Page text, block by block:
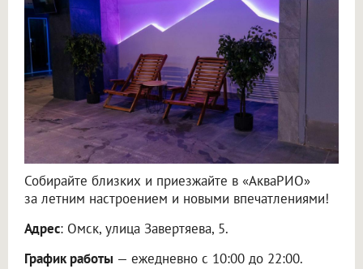
Собирайте близких и приезжайте в «АкваРИО»
за летним настроением и новыми впечатлениями!
Адрес: Омск, улица Завертяева, 5.
График работы — ежедневно с 10:00 до 22:00.